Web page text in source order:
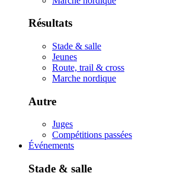
Résultats
Stade & salle
Jeunes
Route, trail & cross
Marche nordique
Autre
Juges
Compétitions passées
Événements
Stade & salle